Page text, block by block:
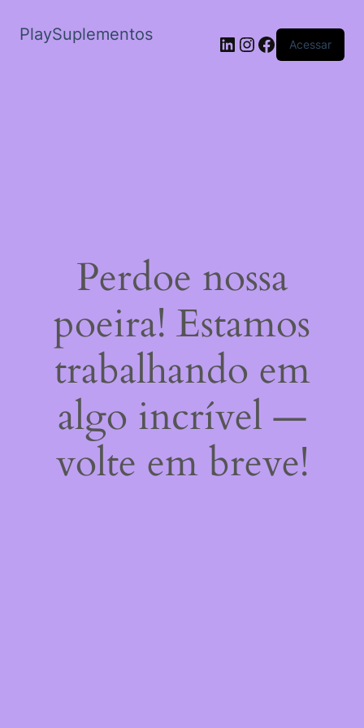
PlaySuplementos LinkedIn
Instagram
Facebook
Acessar
Perdoe nossa
poeira! Estamos
trabalhando em
algo incrível —
volte em breve!